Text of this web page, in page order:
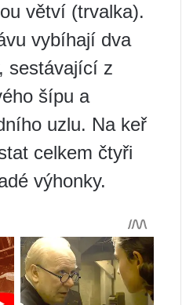
větví (trvalka).
vybíhají dva
sestávající z
šípu a
uzlu. Na keř
celkem čtyři
výhonky.